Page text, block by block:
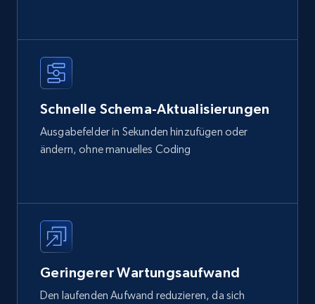
Schnelle Schema-Aktualisierungen
Ausgabefelder in Sekunden hinzufügen oder
ändern, ohne manuelles Coding
Geringerer Wartungsaufwand
Den laufenden Aufwand reduzieren, da sich